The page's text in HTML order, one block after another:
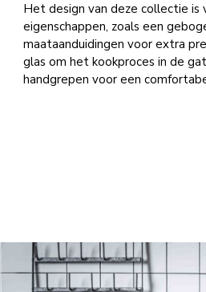
Het design van deze collectie is
eigenschappen, zoals een
maataanduidingen voor extra
glas om het kookproces in de
handgrepen voor een